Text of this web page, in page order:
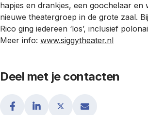
hapjes en drankjes, een goochelaar
nieuwe theatergroep in de grote zaal.
Rico ging iedereen ‘los’, inclusief
Meer info: www.siggytheater.nl
Deel met je contacten